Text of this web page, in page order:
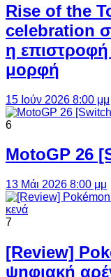
Rise of the
celebration
η
μορφή
15 Ιούν 2026 8:00 μμ
6
MotoGP 26
13 Μάι 2026 8:00 μμ
7
[Review]
ψηφιακή